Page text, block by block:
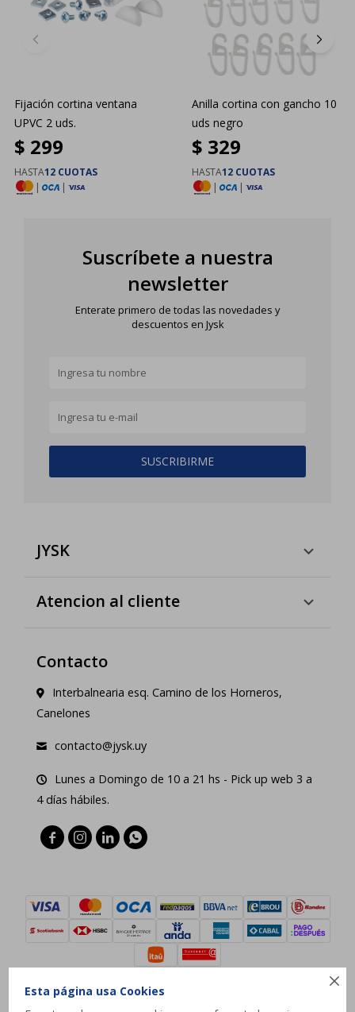

Esta página usa Cookies
Fijación cortina ventana
UPVC 2 uds.
$ 299
HASTA12 CUOTAS
|
|
Anilla cortina con gancho 10
uds negro
$ 329
HASTA12 CUOTAS
|
|
Suscríbete a nuestra
newsletter
Enterate primero de todas las novedades y
descuentos en Jysk
SUSCRIBIRME
JYSK
Atencion al cliente
Contacto
Interbalnearia esq. Camino de los Horneros,
Canelones
contacto@jysk.uy
Lunes a Domingo de 10 a 21 hs - Pick up web 3 a
4 días hábiles.
   